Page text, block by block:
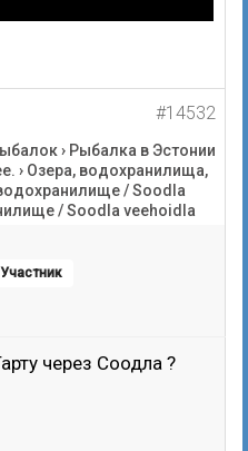
#14532
› Рыбалка в Эстонии
› Озера, водохранилища,
/ Soodla
/ Soodla veehoidla
Участник
через Соодла ?